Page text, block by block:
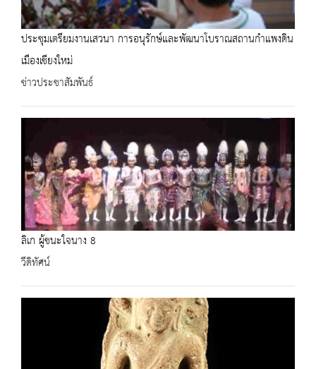
ประชุมเตรียมงานเสวนา การอนุรักษ์และพัฒนาโบราณสถานกำแพงดิน
เมืองเชียงใหม่
ข่าวประชาสัมพันธ์
ลิเก ผู้ชนะใจนาง 8
วีดิทัศน์